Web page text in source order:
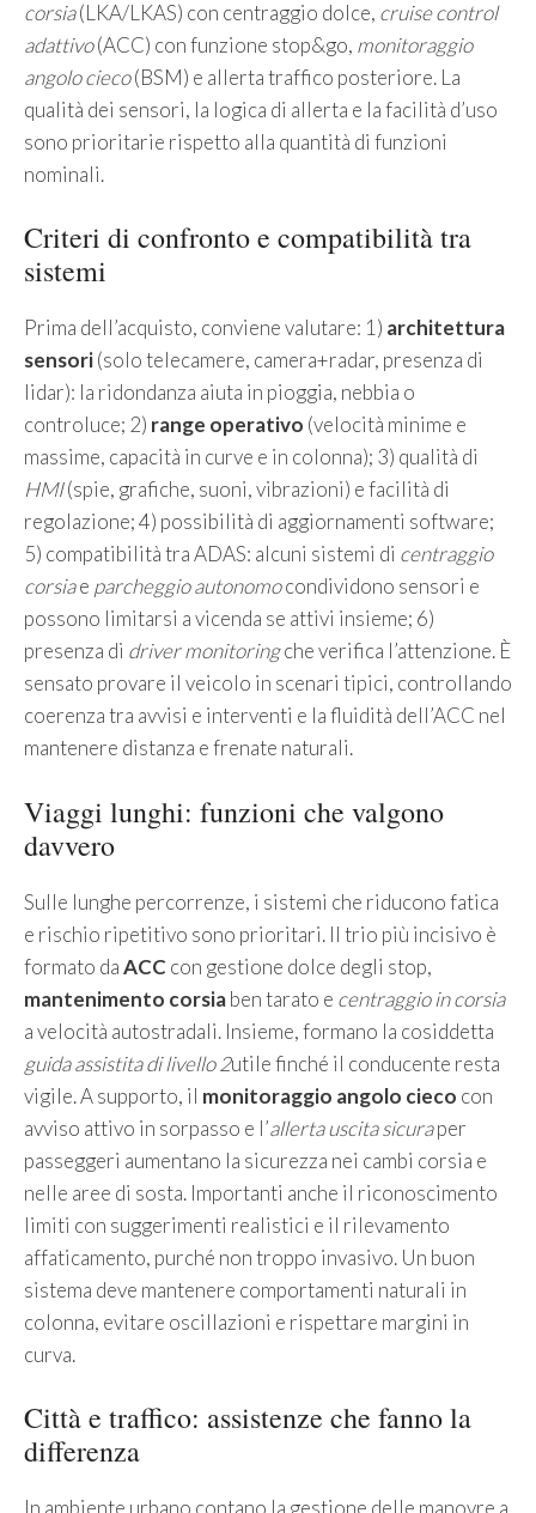
corsia(LKA/LKAS) con centraggio dolce, cruise control
adattivo(ACC) con funzione stop&go, monitoraggio
angolo cieco(BSM) e allerta traffico posteriore. La
qualità dei sensori, la logica di allerta e la facilità d’uso
sono prioritarie rispetto alla quantità di funzioni
nominali.
Criteri di confronto e compatibilità tra
sistemi
Prima dell’acquisto, conviene valutare: 1) architettura
sensori(solo telecamere, camera+radar, presenza di
lidar): la ridondanza aiuta in pioggia, nebbia o
controluce; 2) range operativo (velocità minime e
massime, capacità in curve e in colonna); 3) qualità di
HMI(spie, grafiche, suoni, vibrazioni) e facilità di
regolazione; 4) possibilità di aggiornamenti software;
5) compatibilità tra ADAS: alcuni sistemi di centraggio
corsiae parcheggio autonomocondividono sensori e
possono limitarsi a vicenda se attivi insieme; 6)
presenza di driver monitoringche verifica l’attenzione. È
sensato provare il veicolo in scenari tipici, controllando
coerenza tra avvisi e interventi e la fluidità dell’ACC nel
mantenere distanza e frenate naturali.
Viaggi lunghi: funzioni che valgono
davvero
Sulle lunghe percorrenze, i sistemi che riducono fatica
e rischio ripetitivo sono prioritari. Il trio più incisivo è
formato daACC con gestione dolce degli stop,
mantenimento corsiaben tarato e centraggio in corsia
a velocità autostradali. Insieme, formano la cosiddetta
guida assistita di livello 2utile finché il conducente resta
vigile. A supporto, il monitoraggio angolo cieco con
avviso attivo in sorpasso e l’allerta uscita sicuraper
passeggeri aumentano la sicurezza nei cambi corsia e
nelle aree di sosta. Importanti anche il riconoscimento
limiti con suggerimenti realistici e il rilevamento
affaticamento, purché non troppo invasivo. Un buon
sistema deve mantenere comportamenti naturali in
colonna, evitare oscillazioni e rispettare margini in
curva.
Città e traffico: assistenze che fanno la
differenza
In ambiente urbano contano la gestione delle manovre a